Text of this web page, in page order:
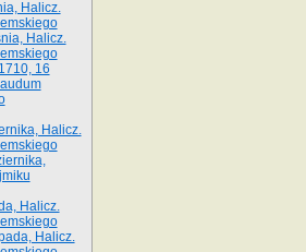
Halicz.
Halicz.
16
Halicz.
Halicz.
Halicz.